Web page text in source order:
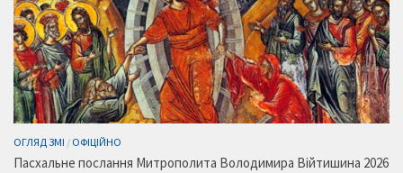
ОГЛЯД ЗМІ / ОФІЦІЙНО
Пасхальне послання Митрополита Володимира Війтишина 2026